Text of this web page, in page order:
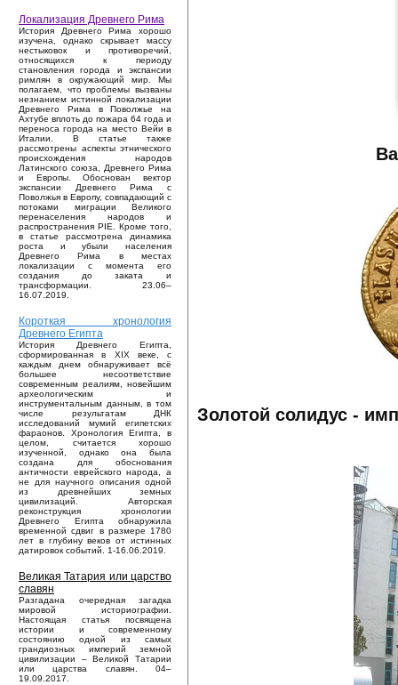
Локализация Древнего Рима
История Древнего Рима хорошо
изучена, однако скрывает массу
нестыковок и противоречий,
относящихся к периоду
становления города и экспансии
римлян в окружающий мир. Мы
полагаем, что проблемы вызваны
незнанием истинной локализации
Древнего Рима в Поволжье на
Ахтубе вплоть до пожара 64 года и
переноса города на место Вейи в
Италии. В статье также
рассмотрены аспекты этнического
происхождения народов
Латинского союза, Древнего Рима
и Европы. Обоснован вектор
экспансии Древнего Рима с
Поволжья в Европу, совпадающий с
потоками миграции Великого
перенаселения народов и
распространения PIE. Кроме того,
в статье рассмотрена динамика
роста и убыли населения
Древнего Рима в местах
локализации с момента его
создания до заката и
трансформации. 23.06–
16.07.2019.
Короткая хронология
Древнего Египта
История Древнего Египта,
сформированная в XIX веке, с
каждым днем обнаруживает всё
большее несоответствие
современным реалиям, новейшим
археологическим и
инструментальным данным, в том
числе результатам ДНК
исследований мумий египетских
фараонов. Хронология Египта, в
целом, считается хорошо
изученной, однако она была
создана для обоснования
античности еврейского народа, а
не для научного описания одной
из древнейших земных
цивилизаций. Авторская
реконструкция хронологии
Древнего Египта обнаружила
временной сдвиг в размере 1780
лет в глубину веков от истинных
датировок событий. 1-16.06.2019.
Великая Татария или царство
славян
Разгадана очередная загадка
мировой историографии.
Настоящая статья посвящена
истории и современному
состоянию одной из самых
грандиозных империй земной
цивилизации – Великой Татарии
или царства славян. 04–
19.09.2017.
Золотой солидус -